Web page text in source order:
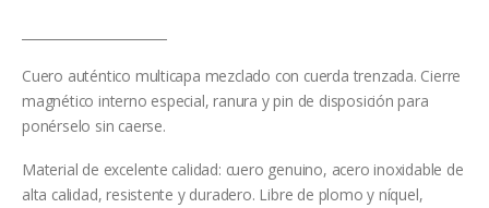
Cuero auténtico multicapa mezclado con cuerda trenzada. Cierre
magnético interno especial, ranura y pin de disposición para
ponérselo sin caerse.
Material de excelente calidad: cuero genuino, acero inoxidable de
alta calidad, resistente y duradero. Libre de plomo y níquel,